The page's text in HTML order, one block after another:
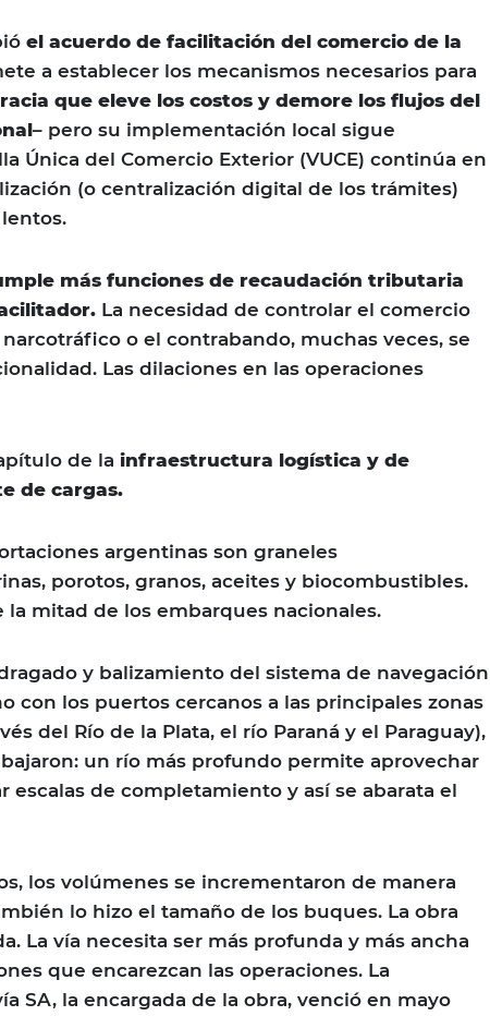
el acuerdo de facilitación del comercio de la
a establecer los mecanismos necesarios para
que eleve los costos y demore los flujos del
– pero su implementación local sigue
Única del Comercio Exterior (VUCE) continúa en
(o centralización digital de los trámites)
más funciones de recaudación tributaria
La necesidad de controlar el comercio
o el contrabando, muchas veces, se
Las dilaciones en las operaciones
de la infraestructura logística y de
de cargas.
argentinas son graneles
porotos, granos, aceites y biocombustibles.
la mitad de los embarques nacionales.
y balizamiento del sistema de navegación
con los puertos cercanos a las principales zonas
del Río de la Plata, el río Paraná y el Paraguay),
un río más profundo permite aprovechar
escalas de completamiento y así se abarata el
los volúmenes se incrementaron de manera
lo hizo el tamaño de los buques. La obra
La vía necesita ser más profunda y más ancha
que encarezcan las operaciones. La
SA, la encargada de la obra, venció en mayo